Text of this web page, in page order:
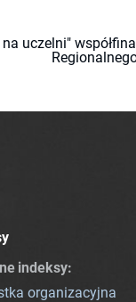
uczelni"
indeksy:
organizacyjna